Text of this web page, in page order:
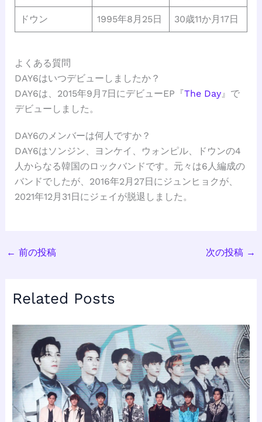
ドウン 1995年8月25日 30歳11か月17日
よくある質問
DAY6はいつデビューしましたか？
DAY6は、2015年9月7日にデビューEP『The Day』で
デビューしました。
DAY6のメンバーは何人ですか？
DAY6はソンジン、ヨンケイ、ウォンピル、ドウンの4
人からなる韓国のロックバンドです。元々は6人編成の
バンドでしたが、2016年2月27日にジュンヒョクが、
2021年12月31日にジェイが脱退しました。
← 前の投稿 次の投稿 →
Related Posts